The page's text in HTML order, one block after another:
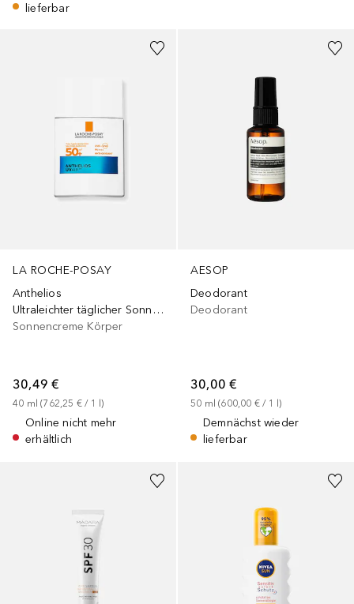
lieferbar
LA ROCHE-POSAY
Anthelios
Ultraleichter täglicher Sonnenschutz
Sonnencreme Körper
30,49 €
40 ml (762,25 € / 1 l)
Online nicht mehr
erhältlich
AESOP
Deodorant
Deodorant
30,00 €
50 ml (600,00 € / 1 l)
Demnächst wieder
lieferbar